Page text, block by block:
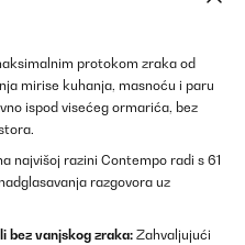
protokom zraka od
mirise kuhanja, masnoću i paru
ispod visećeg ormarića, bez
najvišoj razini Contempo radi s 61
razgovora uz
bez vanjskog zraka: Zahvaljujući